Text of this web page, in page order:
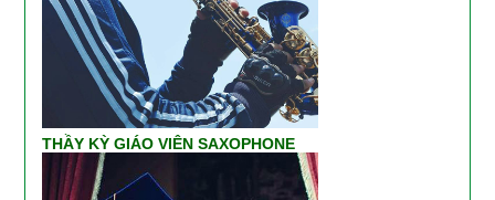
THẦY KỲ GIÁO VIÊN SAXOPHONE